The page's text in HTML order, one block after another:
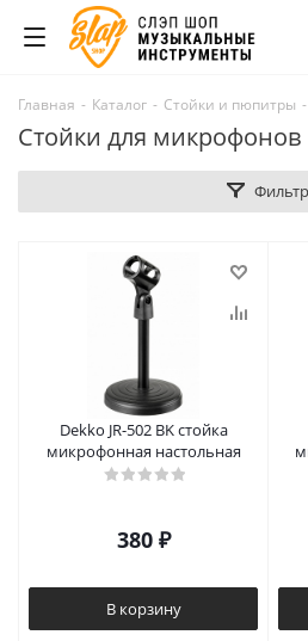
Главная - Каталог - Стойки и пюпитры -
Стойки для микрофонов
Фильтр
Dekko JR-502 BK стойка
микрофонная настольная
380₽
В корзину